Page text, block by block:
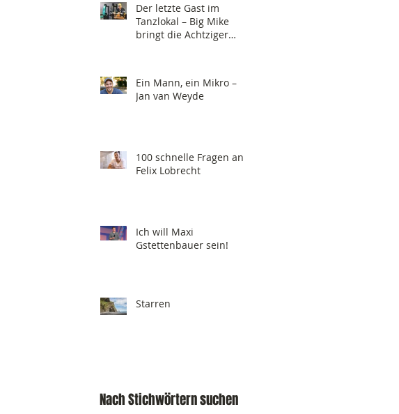
Der letzte Gast im
Tanzlokal – Big Mike
bringt die Achtziger
Ein Mann, ein Mikro –
Jan van Weyde
100 schnelle Fragen an
Felix Lobrecht
Ich will Maxi
Gstettenbauer sein!
Starren
Nach Stichwörtern suchen